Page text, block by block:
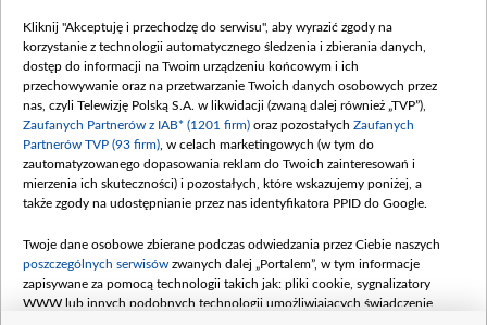
(wpłata wrzesień 100 mln, październik 350
mln, listopad 265 mln)
Dofinansowanie 48 862 000,00 PLN
Data podpisania umowy: GRUDZIEŃ 2025
(wpłata grudzień 60,548 mln)
Dofinansowanie 900 000 000,00 PLN
Data podpisania umowy: LUTY 2026 (wpłata
kwiecień 180 mln, 7 maja 180 mln, 8
czerwca 90 mln)
Dofinansowanie 250 000 000,00 PLN
Kliknij "Akceptuję i przechodzę do serwisu", aby wyrazić zgody na
korzystanie z technologii automatycznego śledzenia i zbierania danych,
dostęp do informacji na Twoim urządzeniu końcowym i ich
przechowywanie oraz na przetwarzanie Twoich danych osobowych przez
nas, czyli Telewizję Polską S.A. w likwidacji (zwaną dalej również „TVP”),
Zaufanych Partnerów z IAB* (1201 firm) oraz pozostałych Zaufanych
Partnerów TVP (93 firm) , w celach marketingowych (w tym do
zautomatyzowanego dopasowania reklam do Twoich zainteresowań i
mierzenia ich skuteczności) i pozostałych, które wskazujemy poniżej, a
także zgody na udostępnianie przez nas identyfikatora PPID do Google.
Twoje dane osobowe zbierane podczas odwiedzania przez Ciebie naszych
poszczególnych serwisów zwanych dalej „Portalem”, w tym informacje
zapisywane za pomocą technologii takich jak: pliki cookie, sygnalizatory
WWW lub innych podobnych technologii umożliwiających świadczenie